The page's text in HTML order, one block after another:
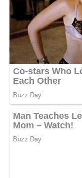
Pin mich!
5/5(4 Bewertungen)